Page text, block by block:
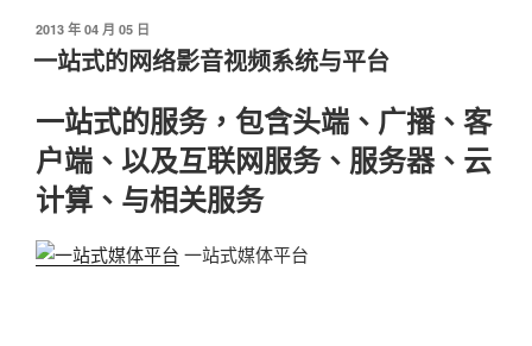
發
2013 年 04 月 05 日
一站式的网络影音视频系统与平台
一站式的服务，包含头端、广播、客
户端、以及互联网服务、服务器、云
计算、与相关服务
一站式媒体平台